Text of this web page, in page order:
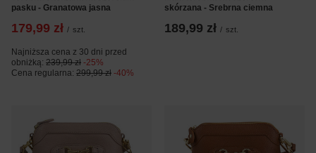
pasku - Granatowa jasna
179,99 zł / szt.
Najniższa cena z 30 dni przed
obniżką: 239,99 zł -25%
Cena regularna: 299,99 zł -40%
skórzana - Srebrna ciemna
189,99 zł / szt.